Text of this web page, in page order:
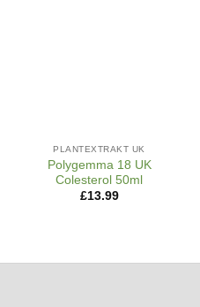
PLANTEXTRAKT UK
Polygemma 18 UK
Colesterol 50ml
£13.99